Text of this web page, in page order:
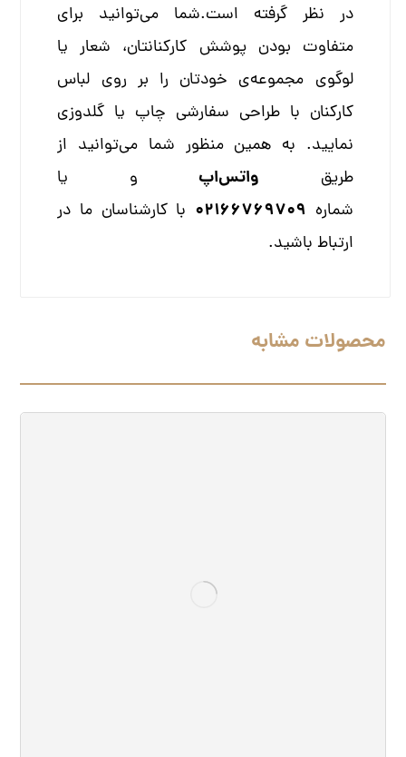
در نظر گرفته است.شما می‌توانید برای
متفاوت بودن پوشش کارکنانتان، شعار یا
لوگوی مجموعه‌ی خودتان را بر روی لباس
کارکنان با طراحی سفارشی چاپ یا گلدوزی
نمایید. به همین منظور شما می‌توانید از
طریق واتس‌اپ و یا
شماره 02166769709 با کارشناسان ما در
ارتباط باشید.
محصولات مشابه